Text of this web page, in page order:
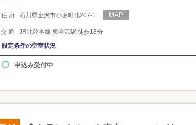
住 所 石川県金沢市小坂町北207-1
交 通 JR北陸本線 東金沢駅 徒歩18分
設定条件の空室状況
申込み受付中